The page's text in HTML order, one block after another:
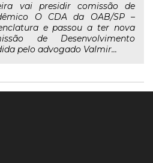
vai presidir comissão de
O CDA da OAB/SP –
e passou a ter nova
de Desenvolvimento
pelo advogado Valmir...